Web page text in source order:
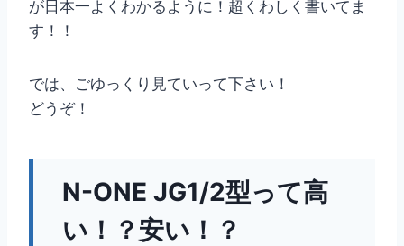
が日本一よくわかるように！超くわしく書いてま
す！！
では、ごゆっくり見ていって下さい！
どうぞ！
N-ONE JG1/2型って高
い！？安い！？